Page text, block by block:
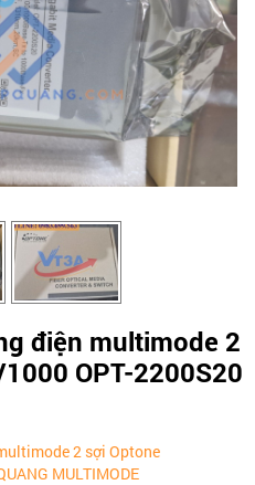
điện multimode 2
OPT-2200S20
2 sợi Optone
MULTIMODE